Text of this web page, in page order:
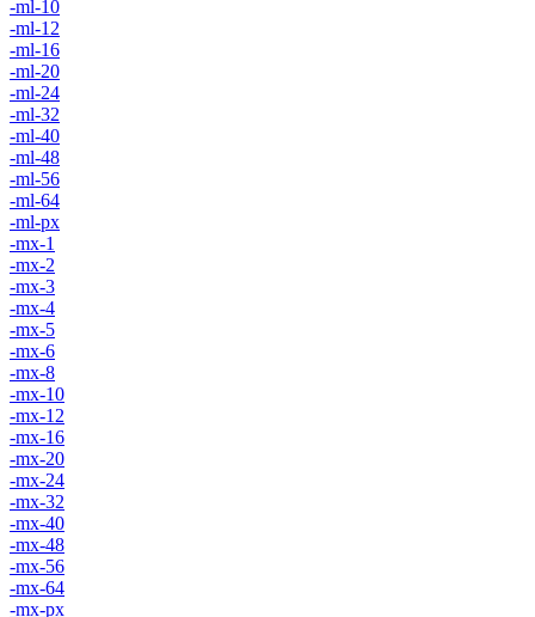
-ml-10
-ml-12
-ml-16
-ml-20
-ml-24
-ml-32
-ml-40
-ml-48
-ml-56
-ml-64
-ml-px
-mx-1
-mx-2
-mx-3
-mx-4
-mx-5
-mx-6
-mx-8
-mx-10
-mx-12
-mx-16
-mx-20
-mx-24
-mx-32
-mx-40
-mx-48
-mx-56
-mx-64
-mx-px